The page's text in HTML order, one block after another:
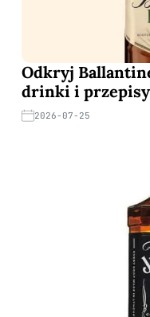
Odkryj
drinki i przepisy
2026-07-25